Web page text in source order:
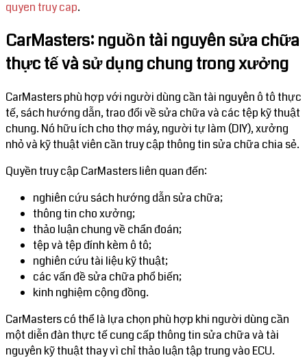
quyen truy cap.
CarMasters: nguồn tài nguyên sửa chữa
thực tế và sử dụng chung trong xưởng
CarMasters phù hợp với người dùng cần tài nguyên ô tô thực
tế, sách hướng dẫn, trao đổi về sửa chữa và các tệp kỹ thuật
chung. Nó hữu ích cho thợ máy, người tự làm (DIY), xưởng
nhỏ và kỹ thuật viên cần truy cập thông tin sửa chữa chia sẻ.
Quyền truy cập CarMasters liên quan đến:
nghiên cứu sách hướng dẫn sửa chữa;
thông tin cho xưởng;
thảo luận chung về chẩn đoán;
tệp và tệp đính kèm ô tô;
nghiên cứu tài liệu kỹ thuật;
các vấn đề sửa chữa phổ biến;
kinh nghiệm cộng đồng.
CarMasters có thể là lựa chọn phù hợp khi người dùng cần
một diễn đàn thực tế cung cấp thông tin sửa chữa và tài
nguyên kỹ thuật thay vì chỉ thảo luận tập trung vào ECU.